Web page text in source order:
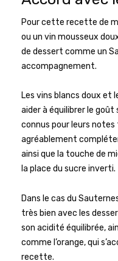
Pour cette recette de
ou un vin mousseux
de dessert comme un
accompagnement.
Les vins blancs doux et
aider à équilibrer le goût
connus pour leurs
agréablement
ainsi que la touche de
la place du sucre inverti.
Dans le cas du
très bien avec les
son acidité équilibrée,
comme l’orange, qui
recette.